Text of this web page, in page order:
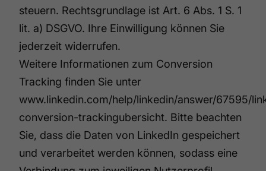
steuern. Rechtsgrundlage ist Art. 6 Abs. 1 S. 1
lit. a) DSGVO. Ihre Einwilligung können Sie
jederzeit widerrufen.
Weitere Informationen zum Conversion
Tracking finden Sie unter
www.linkedin.com/help/linkedin/answer/67595/
conversion-trackingubersicht. Bitte beachten
Sie, dass die Daten von LinkedIn gespeichert
und verarbeitet werden können, sodass eine